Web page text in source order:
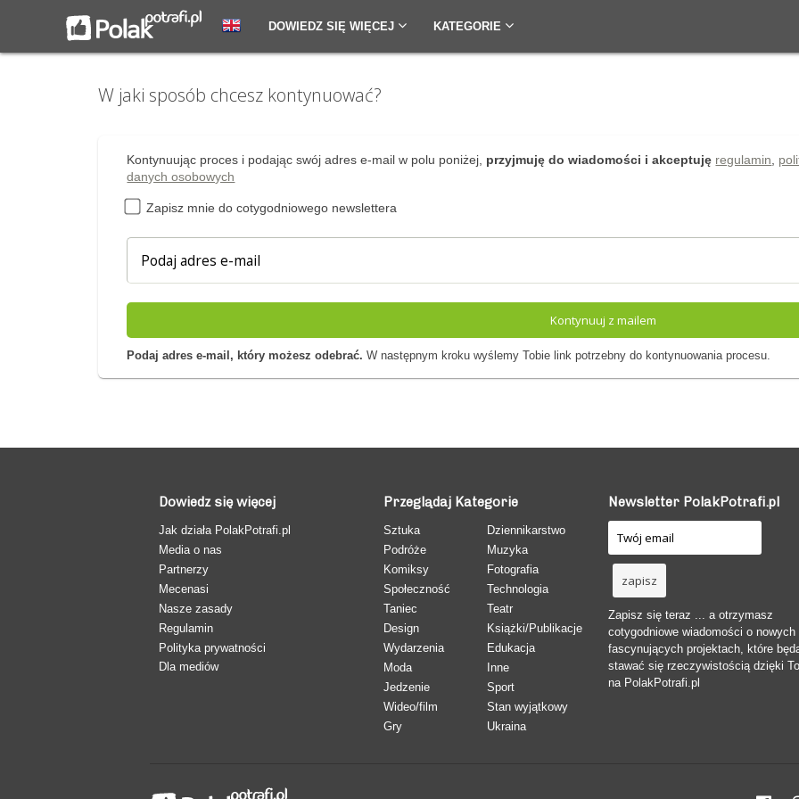
DOWIEDZ SIĘ WIĘCEJ KATEGORIE
W jaki sposób chcesz kontynuować?
Kontynuując proces i podając swój adres e-mail w polu poniżej, przyjmuję do wiadomości i akceptuję regulamin
danych osobowych
Zapisz mnie do cotygodniowego newslettera
Kontynuuj z mailem
Podaj adres e-mail, który możesz odebrać. W następnym kroku wyślemy Tobie link potrzebny do kontynuowania procesu.
Dowiedz się więcej
Jak działa PolakPotrafi.pl
Media o nas
Partnerzy
Mecenasi
Nasze zasady
Regulamin
Polityka prywatności
Dla mediów
Przeglądaj Kategorie
Sztuka
Podróże
Komiksy
Społeczność
Taniec
Design
Wydarzenia
Moda
Jedzenie
Wideo/film
Gry
Dziennikarstwo
Muzyka
Fotografia
Technologia
Teatr
Książki/Publikacje
Edukacja
Inne
Sport
Stan wyjątkowy
Ukraina
Newsletter PolakPotrafi.pl
Zapisz się teraz ... a otrzymasz
cotygodniowe wiadomości o nowych
fascynujących projektach, które
stawać się rzeczywistością dzięki
na PolakPotrafi.pl